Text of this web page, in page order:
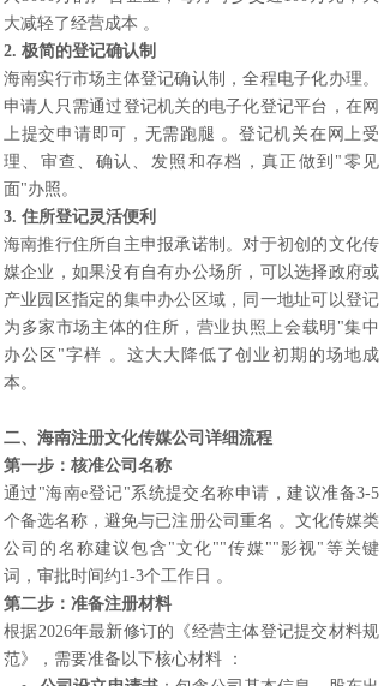
大减轻了经营成本 。
2. 极简的登记确认制
海南实行市场主体登记确认制，全程电子化办理。
申请人只需通过登记机关的电子化登记平台，在网
上提交申请即可，无需跑腿 。登记机关在网上受
理、审查、确认、发照和存档，真正做到"零见
面"办照。
3. 住所登记灵活便利
海南推行住所自主申报承诺制。对于初创的文化传
媒企业，如果没有自有办公场所，可以选择政府或
产业园区指定的集中办公区域，同一地址可以登记
为多家市场主体的住所，营业执照上会载明"集中
办公区"字样 。这大大降低了创业初期的场地成
本。
二、 海南注册文化传媒公司 详细流程
第一步：核准公司名称
通过"海南e登记"系统提交名称申请，建议准备3-5
个备选名称，避免与已注册公司重名 。文化传媒类
公司的名称建议包含"文化""传媒""影视"等关键
词，审批时间约1-3个工作日 。
第二步：准备注册材料
根据2026年最新修订的《经营主体登记提交材料规
范》，需要准备以下核心材料 ：